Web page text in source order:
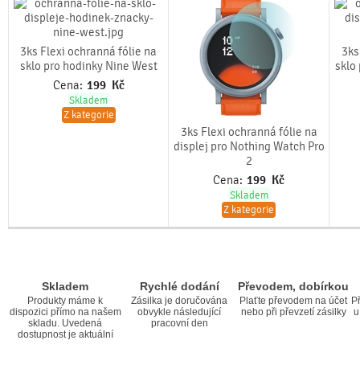
3ks Flexi ochranná fólie na
sklo pro hodinky Nine West
Cena: 199 Kč
Skladem
Z kategorie
3ks Flexi ochranná fólie na
displej pro Nothing Watch Pro
2
Cena: 199 Kč
Skladem
Z kategorie
sklo
Skladem
Produkty máme k
dispozici přímo na našem
skladu. Uvedená
dostupnost je aktuální
Rychlé dodání
Zásilka je doručována
obvykle následující
pracovní den
Převodem, dobírkou
Plaťte převodem na účet
nebo při převzetí zásilky